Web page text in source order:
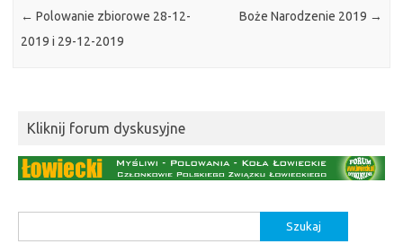
← Polowanie zbiorowe 28-12-
2019 i 29-12-2019
Boże Narodzenie 2019 →
Kliknij forum dyskusyjne